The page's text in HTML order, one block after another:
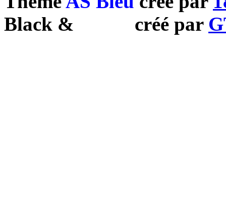
Black & créé par